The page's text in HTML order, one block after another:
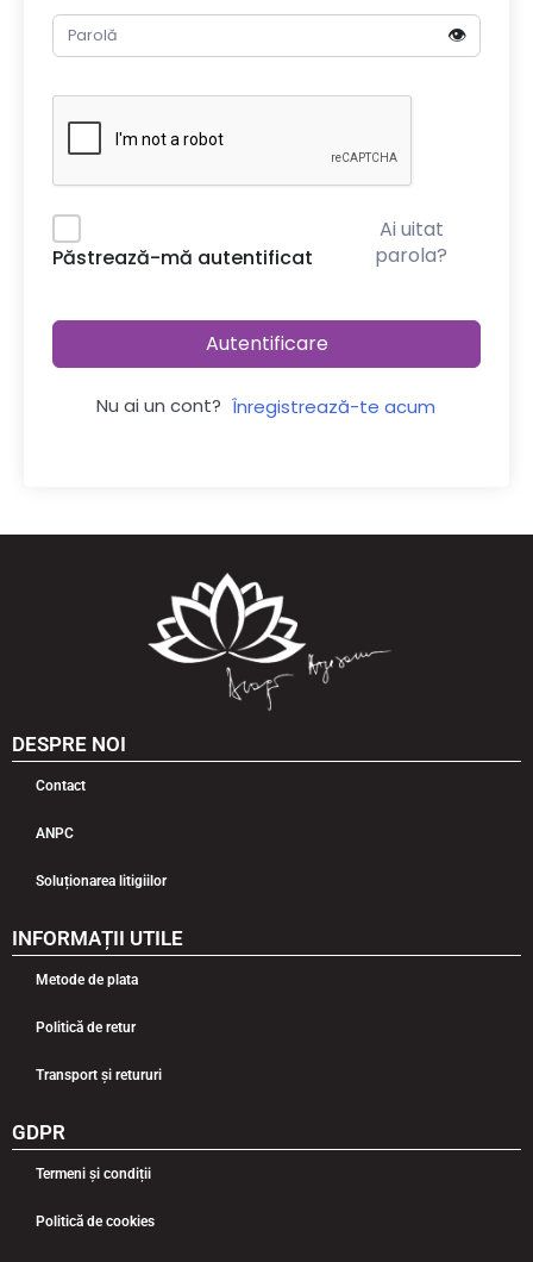
👁️
Păstrează-mă autentificat
Ai uitat
parola?
Autentificare
Nu ai un cont? Înregistrează-te acum
DESPRE NOI
Contact
ANPC
Soluționarea litigiilor
INFORMAȚII UTILE
Metode de plata
Politică de retur
Transport și retururi
GDPR
Termeni și condiții
Politică de cookies